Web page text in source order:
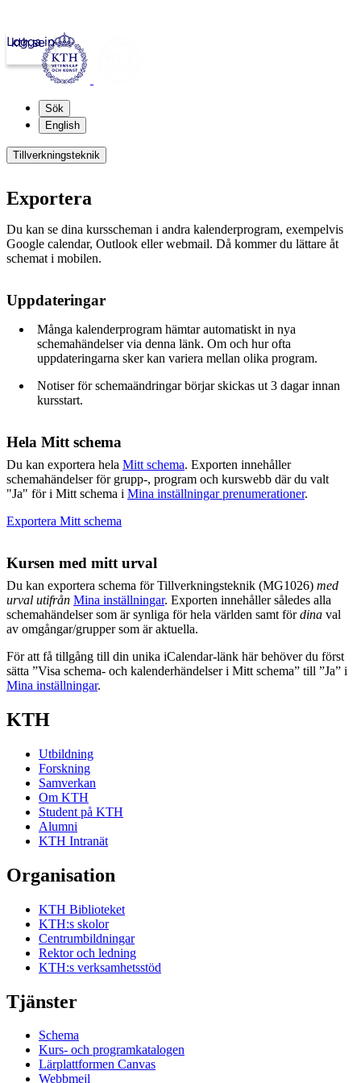
kth.se
Logga in
Sök
English
Tillverkningsteknik
Exportera
Du kan se dina kursscheman i andra kalenderprogram, exempelvis
Google calendar, Outlook eller webmail. Då kommer du lättare åt
schemat i mobilen.
Uppdateringar
Många kalenderprogram hämtar automatiskt in nya
schemahändelser via denna länk. Om och hur ofta
uppdateringarna sker kan variera mellan olika program.
Notiser för schemaändringar börjar skickas ut 3 dagar innan
kursstart.
Hela Mitt schema
Du kan exportera hela Mitt schema. Exporten innehåller
schemahändelser för grupp-, program och kurswebb där du valt
"Ja" för i Mitt schema i Mina inställningar prenumerationer.
Exportera Mitt schema
Kursen med mitt urval
Du kan exportera schema för Tillverkningsteknik (MG1026) med
urval utifrån Mina inställningar. Exporten innehåller således alla
schemahändelser som är synliga för hela världen samt fördina val
av omgångar/grupper som är aktuella.
För att få tillgång till din unika iCalendar-länk här behöver du först
sätta ”Visa schema- och kalenderhändelser i Mitt schema” till ”Ja” i
Mina inställningar.
KTH
Utbildning
Forskning
Samverkan
Om KTH
Student på KTH
Alumni
KTH Intranät
Organisation
KTH Biblioteket
KTH:s skolor
Centrumbildningar
Rektor och ledning
KTH:s verksamhetsstöd
Tjänster
Schema
Kurs- och programkatalogen
Lärplattformen Canvas
Webbmejl